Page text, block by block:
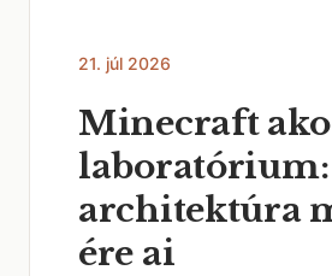
21. júl 2026
Minecraft ako
laboratórium:
architektúra
ére ai